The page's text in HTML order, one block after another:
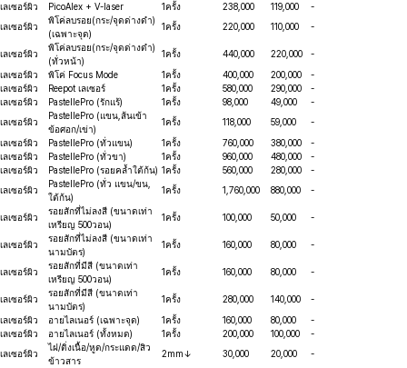
เลเซอร์ผิว
PicoAlex + V-laser 1ครั้ง 238,000 119,000
-
เลเซอร์ผิว
พิโค่ลบรอย(กระ/จุดด่างดำ)
(เฉพาะจุด)
1ครั้ง 220,000 110,000 -
เลเซอร์ผิว
พิโค่ลบรอย(กระ/จุดด่างดำ)
(ทั่วหน้า)
1ครั้ง 440,000 220,000 -
เลเซอร์ผิว พิโค่ Focus Mode 1ครั้ง 400,000 200,000
-
เลเซอร์ผิว
Reepot เลเซอร์ 1ครั้ง 580,000 290,000
-
เลเซอร์ผิว
PastellePro (รักแร้) 1ครั้ง 98,000 49,000
-
เลเซอร์ผิว
PastellePro (แขน,ส้นเข้า
ข้อศอก/เข่า)
1ครั้ง 118,000 59,000 -
เลเซอร์ผิว PastellePro (ทั่วแขน) 1ครั้ง 760,000 380,000
-
เลเซอร์ผิว
PastellePro (ทั่วขา) 1ครั้ง 960,000 480,000
-
เลเซอร์ผิว
PastellePro (รอยคล้ำใต้ก้น) 1ครั้ง 560,000 280,000
-
เลเซอร์ผิว
PastellePro (ทั่ว แขน/ขน,
ใต้ก้น)
1ครั้ง 1,760,000 880,000 -
เลเซอร์ผิว
รอยสักที่ไม่ลงสี (ขนาดเท่า
เหรียญ 500วอน)
1ครั้ง 100,000 50,000 -
เลเซอร์ผิว
รอยสักที่ไม่ลงสี (ขนาดเท่า
นามบัตร)
1ครั้ง 160,000 80,000 -
เลเซอร์ผิว
รอยสักที่มีสี (ขนาดเท่า
เหรียญ 500วอน)
1ครั้ง 160,000 80,000 -
เลเซอร์ผิว
รอยสักที่มีสี (ขนาดเท่า
นามบัตร)
1ครั้ง 280,000 140,000 -
เลเซอร์ผิว อายไลเนอร์ (เฉพาะจุด) 1ครั้ง 160,000 80,000
-
เลเซอร์ผิว
อายไลเนอร์ (ทั้งหมด) 1ครั้ง 200,000 100,000
-
เลเซอร์ผิว
ไฝ/ติ่งเนื้อ/หูด/กระแดด/สิว
ข้าวสาร
2mm↓ 30,000 20,000 -